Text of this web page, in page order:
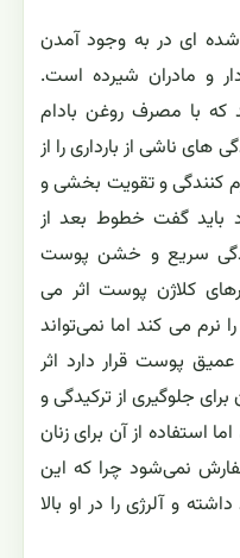
ای در به وجود آمدن
و مادران شیرده است.
که با مصرف روغن بادام
ناشی از بارداری را از
کنندگی و تقویت بخشی و
باید گفت خطوط بعد از
سریع و خشن پوست
کلاژن پوست اثر می
نرم می کند اما نمی‌تواند
پوست قرار دارد اثر
جلوگیری از ترکیدگی و
استفاده از آن برای زنان
نمی‌شود چرا که این
و آلرژی را در او بالا